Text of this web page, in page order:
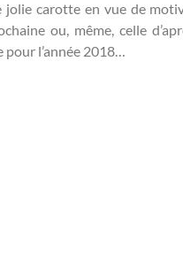
jolie carotte en vue de
ou, même, celle
pour l’année 2018…